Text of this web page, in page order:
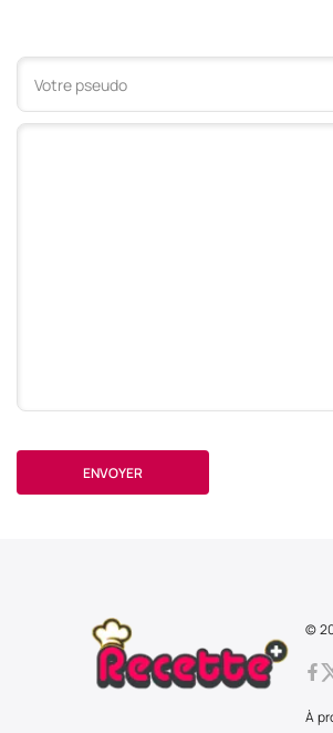
Votre commentaire
ENVOYER
©
À